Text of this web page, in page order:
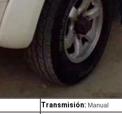
Transmisión: Manual